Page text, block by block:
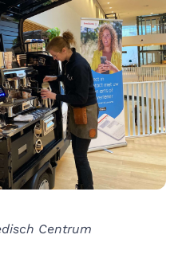
Centrum